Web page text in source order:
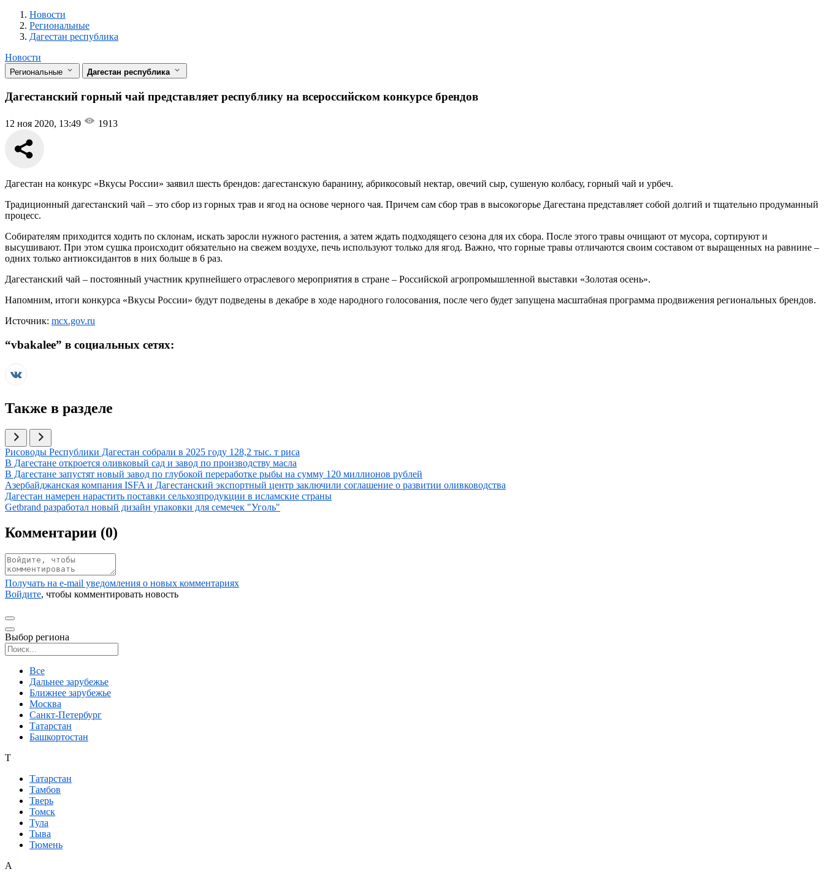
Новости
Разделы
Новости
Региональные
Дагестан республика
Новости
Региональные Дагестан республика
Дагестанский горный чай представляет республику на всероссийском конкурсе брендов
12 ноя 2020, 13:49 1913
Дагестан на конкурс «Вкусы России» заявил шесть брендов: дагестанскую баранину, абрикосовый нектар, овечий сыр, сушеную колбасу, горный чай и урбеч.
Традиционный дагестанский чай – это сбор из горных трав и ягод на основе черного чая. Причем сам сбор трав в высокогорье Дагестана представляет собой долгий и тщательно продуманный
процесс.
Собирателям приходится ходить по склонам, искать заросли нужного растения, а затем ждать подходящего сезона для их сбора. После этого травы очищают от мусора, сортируют и
высушивают. При этом сушка происходит обязательно на свежем воздухе, печь используют только для ягод. Важно, что горные травы отличаются своим составом от выращенных на равнине –
одних только антиоксидантов в них больше в 6 раз.
Дагестанский чай – постоянный участник крупнейшего отраслевого мероприятия в стране – Российской агропромышленной выставки «Золотая осень».
Напомним, итоги конкурса «Вкусы России» будут подведены в декабре в ходе народного голосования, после чего будет запущена масштабная программа продвижения региональных брендов.
Источник: mcx.gov.ru
“vbakalee” в социальных сетях:
Также в разделе
Иллюстрация новости
Рисоводы Республики Дагестан собрали в 2025 году 128,2 тыс. т риса
Иллюстрация новости
В Дагестане откроется оливковый сад и завод по производству масла
Иллюстрация новости
В Дагестане запустят новый завод по глубокой переработке рыбы на сумму 120 миллионов рублей
Иллюстрация новости
Азербайджанская компания ISFA и Дагестанский экспортный центр заключили соглашение о развитии оливководства
Иллюстрация новости
Дагестан намерен нарастить поставки сельхозпродукции в исламские страны
Иллюстрация новости
Getbrand разработал новый дизайн упаковки для семечек "Уголь"
Комментарии (0)
Получать на e‑mail уведомления о новых комментариях
Войдите, чтобы комментировать новость
Выбор региона
Все
Дальнее зарубежье
Ближнее зарубежье
Москва
Санкт-Петербург
Татарстан
Башкортостан
Т
Татарстан
Тамбов
Тверь
Томск
Тула
Тыва
Тюмень
А